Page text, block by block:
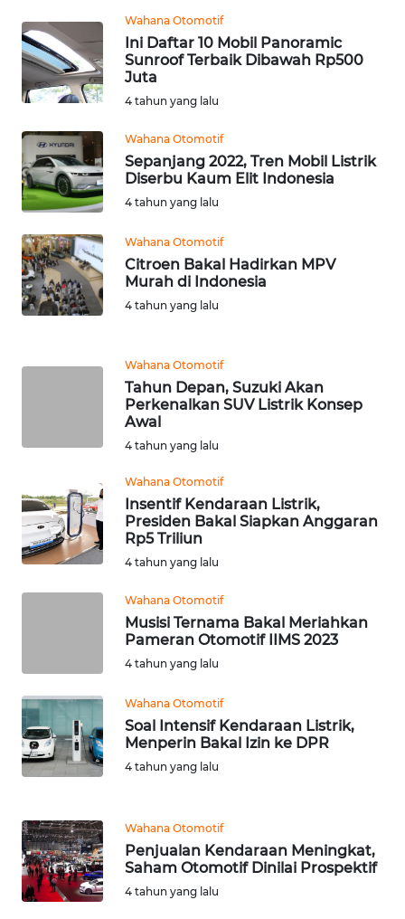
Wahana Otomotif
Ini Daftar 10 Mobil Panoramic
Sunroof Terbaik Dibawah Rp500
Juta
4 tahun yang lalu
Wahana Otomotif
Sepanjang 2022, Tren Mobil Listrik
Diserbu Kaum Elit Indonesia
4 tahun yang lalu
Wahana Otomotif
Citroen Bakal Hadirkan MPV
Murah di Indonesia
4 tahun yang lalu
Wahana Otomotif
Tahun Depan, Suzuki Akan
Perkenalkan SUV Listrik Konsep
Awal
4 tahun yang lalu
Wahana Otomotif
Insentif Kendaraan Listrik,
Presiden Bakal Siapkan Anggaran
Rp5 Triliun
4 tahun yang lalu
Wahana Otomotif
Musisi Ternama Bakal Meriahkan
Pameran Otomotif IIMS 2023
4 tahun yang lalu
Wahana Otomotif
Soal Intensif Kendaraan Listrik,
Menperin Bakal Izin ke DPR
4 tahun yang lalu
Wahana Otomotif
Penjualan Kendaraan Meningkat,
Saham Otomotif Dinilai Prospektif
4 tahun yang lalu
WN
SULBAR
WN
WN
SUMBAR
WN
SUMSEL
WN
WN
NUSANTARA
JOGJA
WN
BALI
WN
WN
KALTENG